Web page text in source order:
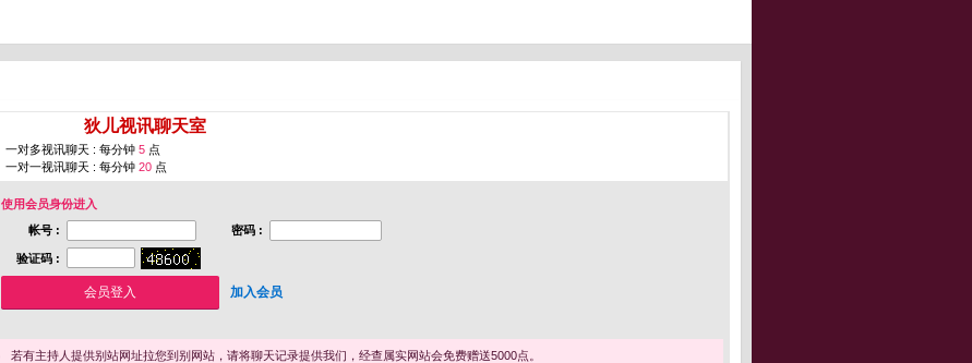
狄儿视讯聊天室
一对多视讯聊天 : 每分钟 5 点
一对一视讯聊天 : 每分钟 20 点
使用会员身份进入
帐号 :
密码 :
验证码 :
加入会员
若有主持人提供别站网址拉您到别网站，请将聊天记录提供我们，经查属实网站会免费赠送5000点。